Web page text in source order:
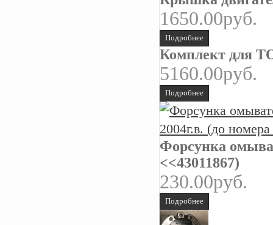
1650.00руб.
Подробнее
Комплект для
5160.00руб.
Подробнее
Форсунка
<<43011867)
230.00руб.
Подробнее